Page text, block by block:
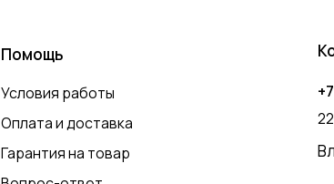
Помощь
Условия работы
Оплата и доставка
Гарантия на товар